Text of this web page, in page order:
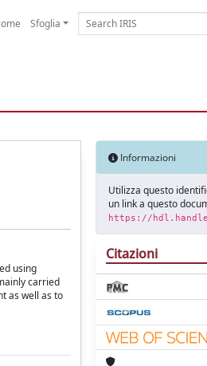
Sfoglia
using
carried
as well as to
Informazioni
Utilizza questo
un link a questo
https://
Citazioni